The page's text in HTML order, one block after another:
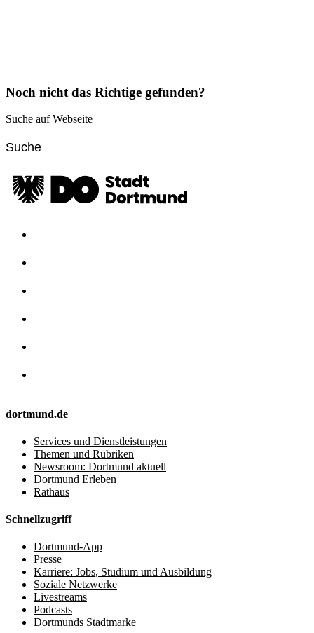
Noch nicht das Richtige gefunden?
Suche auf Webseite
dortmund.de
Services und Dienstleistungen
Themen und Rubriken
Newsroom: Dortmund aktuell
Dortmund Erleben
Rathaus
Schnellzugriff
Dortmund-App
Presse
Karriere: Jobs, Studium und Ausbildung
Soziale Netzwerke
Livestreams
Podcasts
Dortmunds Stadtmarke